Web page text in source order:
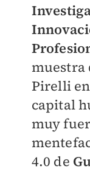
muestra
Pirelli
capital
muy
4.0 de